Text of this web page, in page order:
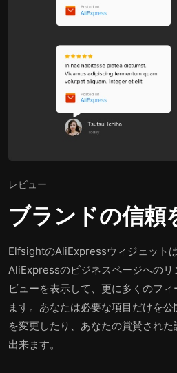
レビュー
ブランドの信頼
ElfsightのAliExpressウィジェット
AliExpressのビジネスページへのリ
ビューを表示して、更に多くのフ
ます。あなたは必要な項目だけを
を変更したり、あなたの賞賛され
出来ます。